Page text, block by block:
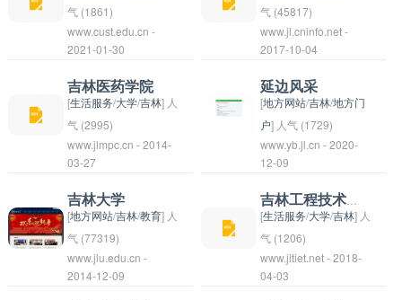
致力于为社会培养高素
质人才，为国家的科技
和社会发展做出贡献。
引擎中搜索“吉林教育
信息网”来访问。
科建设和科研实力的提
升，拥有一支优秀的教
师团队和丰富的教学资
源，致力于培养高素
质、应用型人才。学校
设有工商管理、经济
学、会计学、金融学、
信息管理与信息系统等
专业，致力于培养学生
具备国际视野和创新能
力的未来领袖人才。
择合适的房源。用户可
以通过搜房长春轻松了
解长春的房产市场动
态，帮助他们更快速地
找到心仪的房源。
化师范学校。学校以培
养教师和教育专业人才
为主要任务，设有教育
学、文学、理学、工
学、管理学等多个学科
专业。学校注重师资队
伍建设，拥有一支知识
结构合理、科研实力雄
厚的教师队伍。通化师
范学院致力于为社会培
养具有高素质、专业技
能过硬的人才，为地方
经济社会发展做出贡
府的主要职责包括制定
和执行地方政府工作计
划、政策及法规，推动
城市经济社会发展，维
护城市秩序和社会稳
定，改善民生服务等。
长春市政府为市长领导
下设多个部门和机构，
包括市政府办公厅、发
展改革委员会、市委组
织部、市委宣传部、市
委统战部、市委老干部
局等。
气 (1861)
长春理工大学
（Changchun
University of Science
and Technology）成立
于1958年，是一所以
工为主，工、理、管、
文、法、经、教育相结
合的多学科综合性大
学。学校位于吉林省长
春市，是中国东北地区
唯一以“理工”为特色的
大学之一，被誉为“东
www.cust.edu.cn -
2021-01-30
气 (45817)
吉林信息港是指一个位
于吉林省的信息服务平
台或网站，为当地居民
和企业提供吉林省相关
的新闻资讯、生活服
务、商业信息等内容。
这样的信息平台通常为
用户提供各种吉林省地
区的实用信息和服务，
方便人们获取所需的信
息和资源。
www.jl.cninfo.net -
2017-10-04
吉林医药学院
[生活服务/大学/吉林] 人
气 (2995)
吉林医药学院是一所位
于中国吉林省的高等学
府，是专门培养医药类
人才的院校之一。学校
致力于发展医学科研和
人才培养，为社会培养
具有医学专业知识和技
www.jlmpc.cn - 2014-
03-27
延边风采
[地方网站/吉林/地方门
户] 人气 (1729)
延边风采是指延边朝鲜
族自治州的特色和风
情。延边朝鲜族自治州
位于中国东北地区，是
中国唯一的朝鲜族自治
州，有着独特的文化和
风俗。延边风采包括了
www.yb.jl.cn - 2020-
12-09
吉林大学
[地方网站/吉林/教育] 人
气 (77319)
www.jlu.edu.cn -
2014-12-09
[生活服务/大学/吉林] 人
气 (1206)
这是位于中国吉林省的
一所高等学府，主要培
www.jltiet.net - 2018-
04-03